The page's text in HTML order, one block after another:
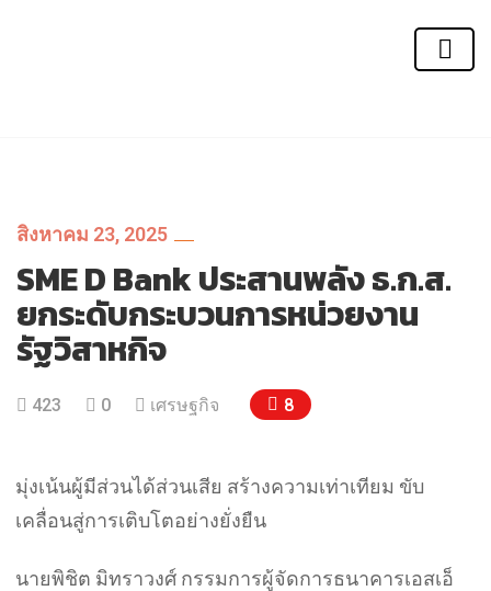
สิงหาคม 23, 2025
SME D Bank ประสานพลัง ธ.ก.ส.
ยกระดับกระบวนการหน่วยงาน
รัฐวิสาหกิจ
423 0 เศรษฐกิจ 8
มุ่งเน้นผู้มีส่วนได้ส่วนเสีย สร้างความเท่าเทียม ขับ
เคลื่อนสู่การเติบโตอย่างยั่งยืน
นายพิชิต มิทราวงศ์ กรรมการผู้จัดการธนาคารเอสเอ็